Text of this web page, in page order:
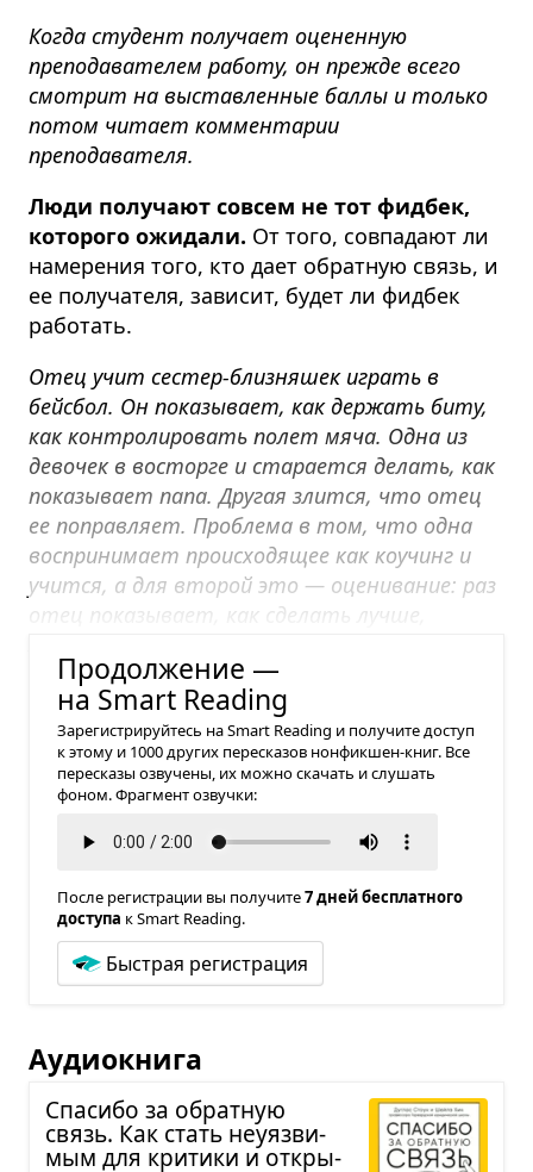
Когда студент получает оцененную
преподавателем работу, он прежде всего
смотрит на выставленные баллы и только
потом читает комментарии
преподавателя.
Люди получают совсем не тот фидбек,
которого ожидали. От того, совпадают ли
намерения того, кто дает обратную связь, и
ее получателя, зависит, будет ли фидбек
работать.
Отец учит сестер-близняшек играть в
бейсбол. Он показывает, как держать биту,
как контролировать полет мяча. Одна из
девочек в восторге и старается делать, как
показывает папа. Другая злится, что отец
ее поправляет. Проблема в том, что одна
воспринимает происходящее как коучинг и
учится, а для второй это — оценивание: раз
отец показывает, как сделать лучше,
Продолжение —
на Smart Reading
Зарегистрируйтесь на Smart Reading и получите доступ
к этому и 1000 других пересказов нонфикшен-книг. Все
пересказы озвучены, их можно скачать и слушать
фоном. Фрагмент озвучки:
После регистрации вы получите7 дней бесплатного
доступа к Smart Reading.
Быстрая регистрация
Аудиокнига
Спа­сибо за обрат­ную
связь. Как стать неуяз­ви­
мым для кри­тики и откры­